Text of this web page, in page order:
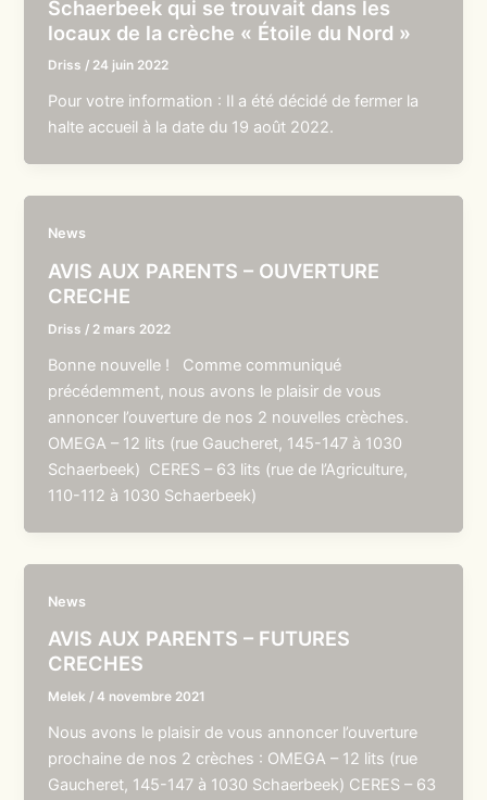
Schaerbeek qui se trouvait dans les
locaux de la crèche « Étoile du Nord »
Driss / 24 juin 2022
Pour votre information : Il a été décidé de fermer la
halte accueil à la date du 19 août 2022.
News
AVIS AUX PARENTS – OUVERTURE
CRECHE
Driss / 2 mars 2022
Bonne nouvelle ! Comme communiqué
précédemment, nous avons le plaisir de vous
annoncer l’ouverture de nos 2 nouvelles crèches.
OMEGA – 12 lits (rue Gaucheret, 145-147 à 1030
Schaerbeek) CERES – 63 lits (rue de l’Agriculture,
110-112 à 1030 Schaerbeek)
News
AVIS AUX PARENTS – FUTURES
CRECHES
Melek /4 novembre 2021
Nous avons le plaisir de vous annoncer l’ouverture
prochaine de nos 2 crèches : OMEGA – 12 lits (rue
Gaucheret, 145-147 à 1030 Schaerbeek) CERES – 63